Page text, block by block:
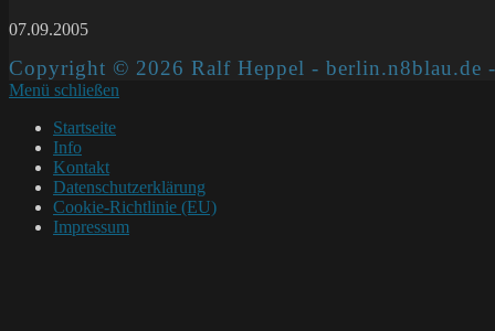
07.09.2005
Copyright © 2026 Ralf Heppel - berlin.n8blau.de
Menü schließen
Startseite
Info
Kontakt
Datenschutzerklärung
Cookie-Richtlinie (EU)
Impressum